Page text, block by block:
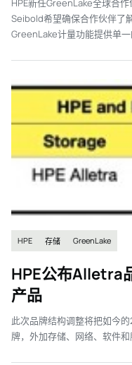
HPE新任GreenLake全球合
Seibold希望确保合作伙伴了
GreenLake计量功能提供单一
HPE 存储 GreenLake
HPE公布Alletra
产品
此次品牌结构调整将把如今
牌，外加存储、网络、软件和